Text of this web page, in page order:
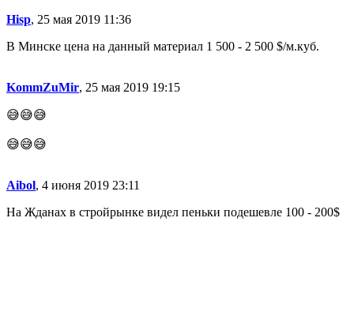
Hisp, 25 мая 2019 11:36
В Минске цена на данный материал 1 500 - 2 500 $/м.куб.
KommZuMir, 25 мая 2019 19:15
😅😅😅
😅😅😅
Aibol, 4 июня 2019 23:11
На Жданах в стройрынке видел пеньки подешевле 100 - 200$